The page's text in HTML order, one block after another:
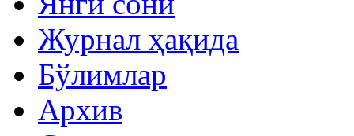
Журнал ҳақида
Бўлимлар
Архив